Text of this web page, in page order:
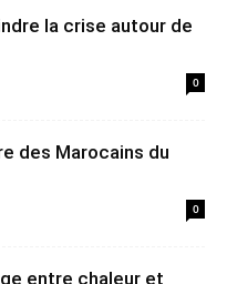
la crise autour de
0
des Marocains du
0
entre chaleur et